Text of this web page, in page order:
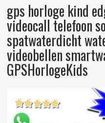
gps horloge kind
videocall telefoon
spatwaterdicht
videobellen
GPSHorlogeKids